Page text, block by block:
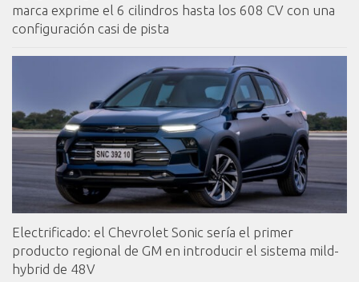
marca exprime el 6 cilindros hasta los 608 CV con una
configuración casi de pista
Electrificado: el Chevrolet Sonic sería el primer
producto regional de GM en introducir el sistema mild-
hybrid de 48V